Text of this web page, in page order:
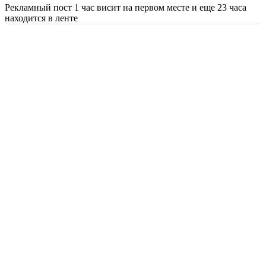
Рекламный пост 1 час висит на первом месте и еще 23 часа
находится в ленте